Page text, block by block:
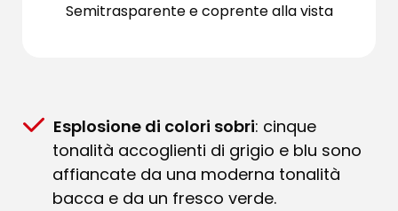
Semitrasparente e coprente alla vista
Esplosione di colori sobri: cinque
tonalità accoglienti di grigio e blu sono
affiancate da una moderna tonalità
bacca e da un fresco verde.